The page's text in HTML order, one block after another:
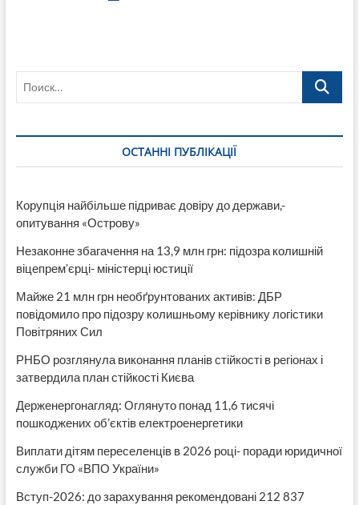
Поиск…
ОСТАННІ ПУБЛІКАЦІЇ
Корупція найбільше підриває довіру до держави,-
опитування «Острову»
Незаконне збагачення на 13,9 млн грн: підозра колишній
віцепрем’єрці- міністерці юстиції
Майже 21 млн грн необґрунтованих активів: ДБР
повідомило про підозру колишньому керівнику логістики
Повітряних Сил
РНБО розглянула виконання планів стійкості в регіонах і
затвердила план стійкості Києва
Держенергонагляд: Оглянуто понад 11,6 тисячі
пошкоджених об’єктів електроенергетики
Виплати дітям переселенців в 2026 році- поради юридичної
служби ГО «ВПО України»
Вступ-2026: до зарахування рекомендовані 212 837